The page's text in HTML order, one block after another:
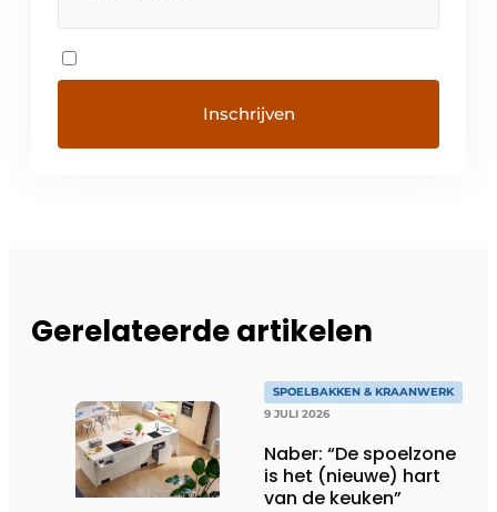
Gerelateerde artikelen
SPOELBAKKEN & KRAANWERK
9 JULI 2026
Naber: “De spoelzone
is het (nieuwe) hart
van de keuken”